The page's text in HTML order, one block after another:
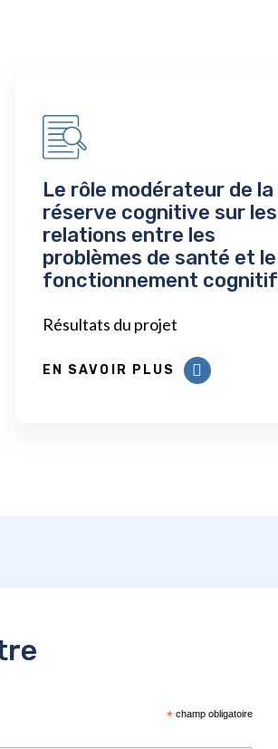
Le rôle modérateur de la
réserve cognitive sur les
relations entre les
problèmes de santé et le
fonctionnement cognitif
Résultats du projet
EN SAVOIR PLUS
* champ obligatoire